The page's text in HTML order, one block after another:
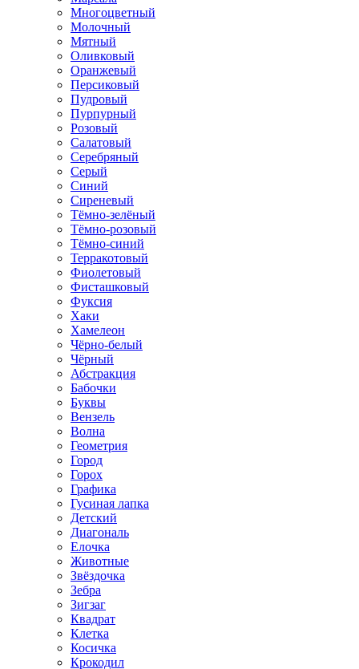
Многоцветный
Молочный
Мятный
Оливковый
Оранжевый
Персиковый
Пудровый
Пурпурный
Розовый
Салатовый
Серебряный
Серый
Синий
Сиреневый
Тёмно-зелёный
Тёмно-розовый
Тёмно-синий
Терракотовый
Фиолетовый
Фисташковый
Фуксия
Хаки
Хамелеон
Чёрно-белый
Чёрный
Абстракция
Бабочки
Буквы
Вензель
Волна
Геометрия
Город
Горох
Графика
Гусиная лапка
Детский
Диагональ
Елочка
Животные
Звёздочка
Зебра
Зигзаг
Квадрат
Клетка
Косичка
Крокодил